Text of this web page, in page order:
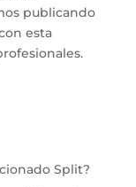
publicando
esta
Split?